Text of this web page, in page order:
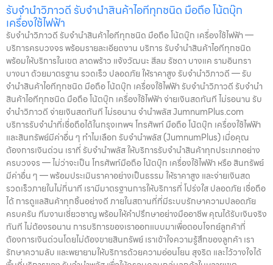
รับจำนำวิภาวดี รับจำนำสินค้าไอทีทุกชนิด มือถือ โน้ตบุ๊ก
เครื่องใช้ไฟฟ้า
รับจำนำวิภาวดี รับจำนำสินค้าไอทีทุกชนิด มือถือ โน้ตบุ๊ก เครื่องใช้ไฟฟ้า —
บริการครบวงจร พร้อมรายละเอียดงาน บริการ รับจำนำสินค้าไอทีทุกชนิด
พร้อมให้บริการในเขต ลาดพร้าว แจ้งวัฒนะ สีลม รัชดา บางแค รามอินทรา
บางนา ด้วยมาตรฐาน รวดเร็ว ปลอดภัย ให้ราคาสูง รับจำนำวิภาวดี — รับ
จำนำสินค้าไอทีทุกชนิด มือถือ โน้ตบุ๊ก เครื่องใช้ไฟฟ้า รับจำนำวิภาวดี รับจำนำ
สินค้าไอทีทุกชนิด มือถือ โน้ตบุ๊ก เครื่องใช้ไฟฟ้า จ่ายเงินสดทันที ไม่รอนาน รับ
จำนำวิภาวดี จ่ายเงินสดทันที ไม่รอนาน จำนำพลัส JumnumPlus.com
บริการรับจำนำที่เชื่อถือได้ในกรุงเทพฯ โทรศัพท์ มือถือ โน้ตบุ๊ก เครื่องใช้ไฟฟ้า
และสินทรัพย์มีค่าอื่น ๆ ทำไมเลือก รับจำนำพลัส (JumnumPlus) เมื่อคุณ
ต้องการเงินด่วน เราที่ รับจำนำพลัส ให้บริการรับจำนำสินค้าทุกประเภทอย่าง
ครบวงจร — ไม่ว่าจะเป็น โทรศัพท์มือถือ โน้ตบุ๊ก เครื่องใช้ไฟฟ้า หรือ สินทรัพย์
มีค่าอื่น ๆ — พร้อมประเมินราคาอย่างเป็นธรรม ให้ราคาสูง และจ่ายเงินสด
รวดเร็วภายในไม่กี่นาที เรามีมาตรฐานการให้บริการที่ โปร่งใส ปลอดภัย เชื่อถือ
ได้ การดูแลสินค้าทุกชิ้นอย่างดี ภายในสถานที่ที่มีระบบรักษาความปลอดภัย
ครบครัน ทีมงานเชี่ยวชาญ พร้อมให้คำปรึกษาอย่างมืออาชีพ คุณได้รับเงินจริง
ทันที ไม่ต้องรอนาน การบริการของเราออกแบบมาเพื่อตอบโจทย์ลูกค้าที่
ต้องการเงินด่วนโดยไม่ต้องขายสินทรัพย์ เราเข้าใจความรู้สึกของลูกค้า เรา
รักษาความลับ และพยายามให้บริการด้วยความอ่อนโยน สุจริต และไว้วางใจได้